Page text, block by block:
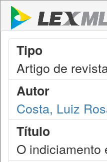
Tipo
Artigo de
Autor
Costa, Luiz
Título
O indiciamento